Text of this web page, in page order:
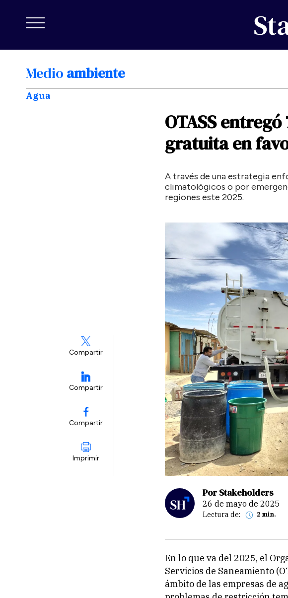
Medio ambiente
Agua
Compartir
Compartir
Compartir
Imprimir
OTASSentregó
gratuitaen
A través de una estrategia
climatológicos o por
regiones este 2025.
Por Stakeholders
26 de mayo de 2025
Lectura de: 2 min.
En lo que va del 2025, el
Servicios de Saneamiento
ámbito de las empresas de